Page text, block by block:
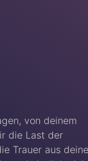
von deinem
die Last der
Trauer aus